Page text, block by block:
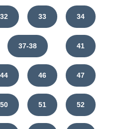
32 33 34
37-38 41
44 46 47
50 51 52